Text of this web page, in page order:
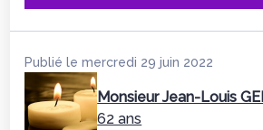
Publié le mercredi 29 juin 2022
Monsieur Jean-Louis
62 ans